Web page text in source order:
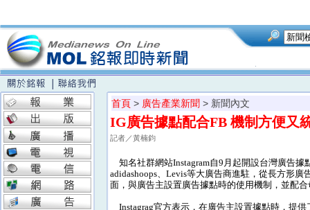
首頁 > 廣告產業新聞 > 新聞內文
IG廣告據點配合FB 機制方便又
記者／黃楠鈞
知名社群網站Instagram自9月起開設台灣廣告據
adidashoops、Levis等大廣告商進駐，從長方形
面，與廣告主設置廣告據點時的使用機制，並配
Instagrag官方表示，在廣告主設置據點時，提